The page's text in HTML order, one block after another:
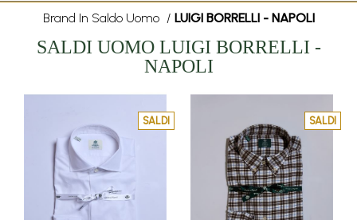
Brand In Saldo Uomo / LUIGI BORRELLI - NAPOLI
SALDI UOMOLUIGI BORRELLI -
NAPOLI
SALDI SALDI